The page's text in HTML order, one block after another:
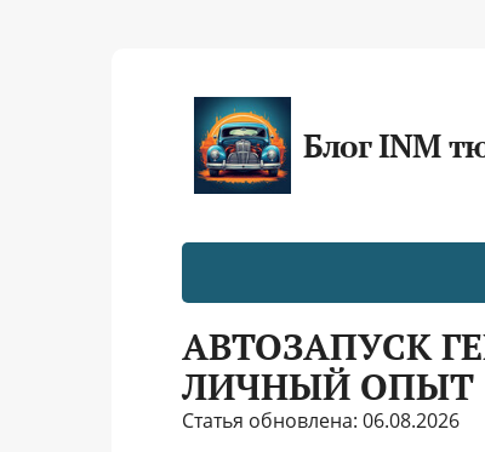
Блог INM
АВТОЗАПУСК
ЛИЧНЫЙ ОПЫТ
Статья обновлена: 06.08.2026